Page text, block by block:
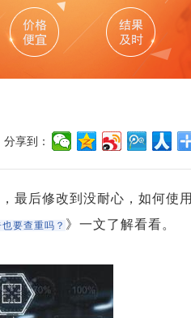
分享到：
最后修改到没耐心，如何使用
要查重吗？ 》一文了解看看。